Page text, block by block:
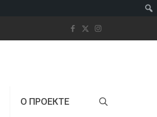
О ПРОЕКТЕ